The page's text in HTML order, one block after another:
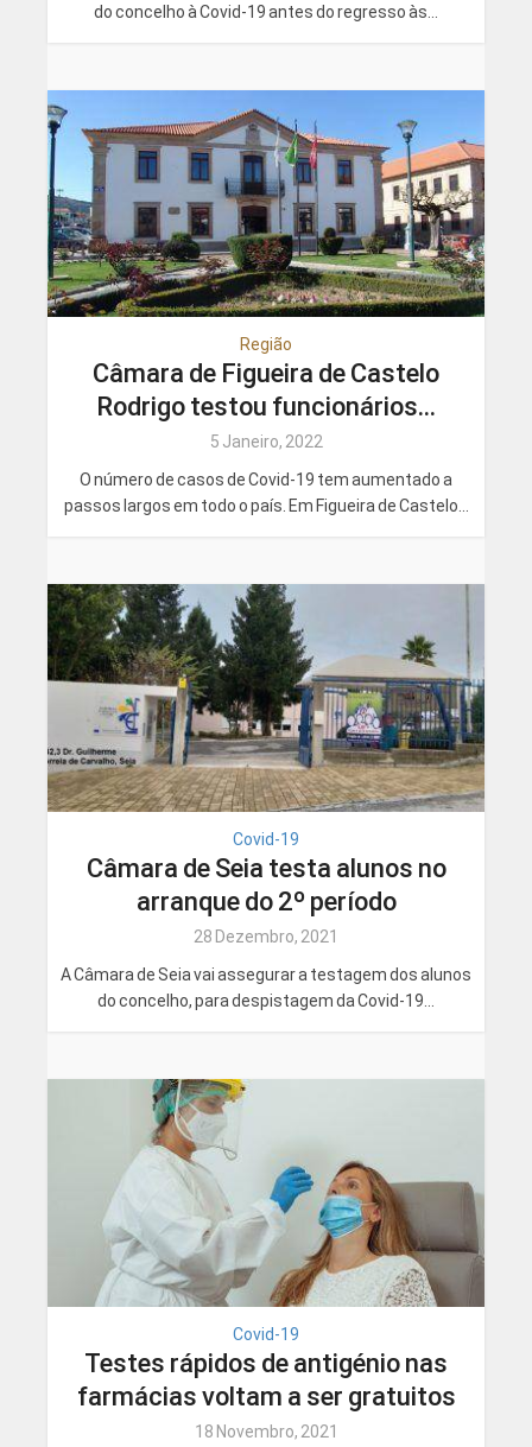
do concelho à Covid-19 antes do regresso às...
Região
Câmara de Figueira de Castelo
Rodrigo testou funcionários...
5 Janeiro, 2022
O número de casos de Covid-19 tem aumentado a
passos largos em todo o país. Em Figueira de Castelo...
Covid-19
Câmara de Seia testa alunos no
arranque do 2º período
28 Dezembro, 2021
A Câmara de Seia vai assegurar a testagem dos alunos
do concelho, para despistagem da Covid-19...
Covid-19
Testes rápidos de antigénio nas
farmácias voltam a ser gratuitos
18 Novembro, 2021